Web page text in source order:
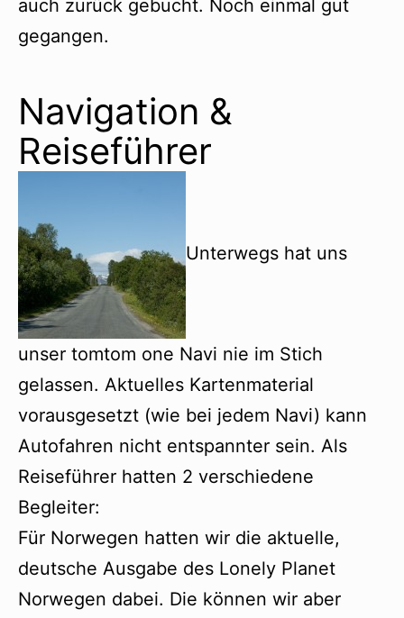
auch zurück gebucht. Noch einmal gut
gegangen.
Navigation &
Reiseführer
Unterwegs hat uns
unser tomtom one Navi nie im Stich
gelassen. Aktuelles Kartenmaterial
vorausgesetzt (wie bei jedem Navi) kann
Autofahren nicht entspannter sein. Als
Reiseführer hatten 2 verschiedene
Begleiter:
Für Norwegen hatten wir die aktuelle,
deutsche Ausgabe des Lonely Planet
Norwegen dabei. Die können wir aber